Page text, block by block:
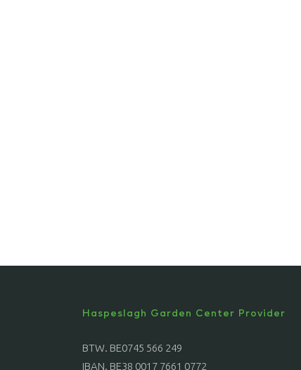
Haspeslagh Garden Center Provider
BTW. BE0745 566 249
IBAN. BE38 0017 7661 0772